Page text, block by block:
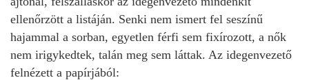
ellenőrzött a listáján. Senki nem ismert fel seszínű
hajammal a sorban, egyetlen férfi sem fixírozott, a nők
nem irigykedtek, talán meg sem láttak. Az idegenvezető
felnézett a papírjából: